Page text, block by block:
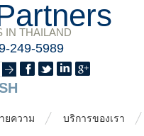
IN THAILAND
249-5989
ยความ บริการของเรา